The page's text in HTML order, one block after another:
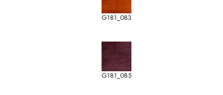
G181_083
G181_085